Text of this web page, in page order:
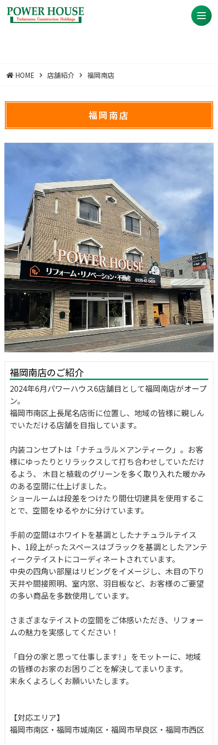
HOME 店舗紹介 福岡南店
福岡南店
福岡南店のご紹介
2024年6月パワーハウス6店舗目として福岡南店がオープ
ン。
福岡市南区上長尾名店街に位置し、地域の皆様に親しん
でいただける店舗を目指しています。
内装コンセプトは「ナチュラル×アンティーク」。お客
様にゆったりとリラックスして打ち合わせしていただけ
るよう、 木目と植栽のグリーンを多く取り入れた暖かみ
のある空間に仕上げました。
ショールームは段差をつけたり間仕切建具を使用するこ
とで、空間をゆるやかに分けています。
手前の空間はホワイトを基調としたナチュラルテイス
ト、1段上がったスペースはブラックを基調としたアンテ
ィークテイストにコーディネートされています。
中央の四角い部屋はリビングをイメージし、木目の下り
天井や間接照明、室内窓、羽目板など、お客様のご要望
の多い商品を多数使用しています。
さまざまなテイストの空間をご体感いただき、リフォー
ムの魅力を実感してください！
「自分の家と思って仕事します! 」をモットーに、地域
の皆様のお家のお困りごとを解決してまいります。
末永くよろしくお願いいたします。
【対応エリア】
福岡市南区・福岡市城南区・福岡市早良区・福岡市西区